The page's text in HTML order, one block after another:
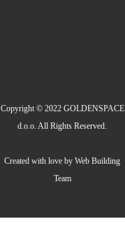
Copyright © 2022 GOLDENSPACE
d.o.o. All Rights Reserved.
Created with love by Web Building
Team